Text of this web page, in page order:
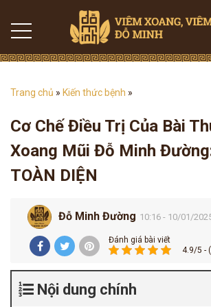
Trang chủ » Kiến thức bệnh »
Cơ Chế Điều Trị Của Bài
Xoang Mũi Đỗ Minh
TOÀN DIỆN
Đỗ Minh Đường 10:16 - 10/01/
Đánh giá bài viết
4.9/5 -
Nội dung chính